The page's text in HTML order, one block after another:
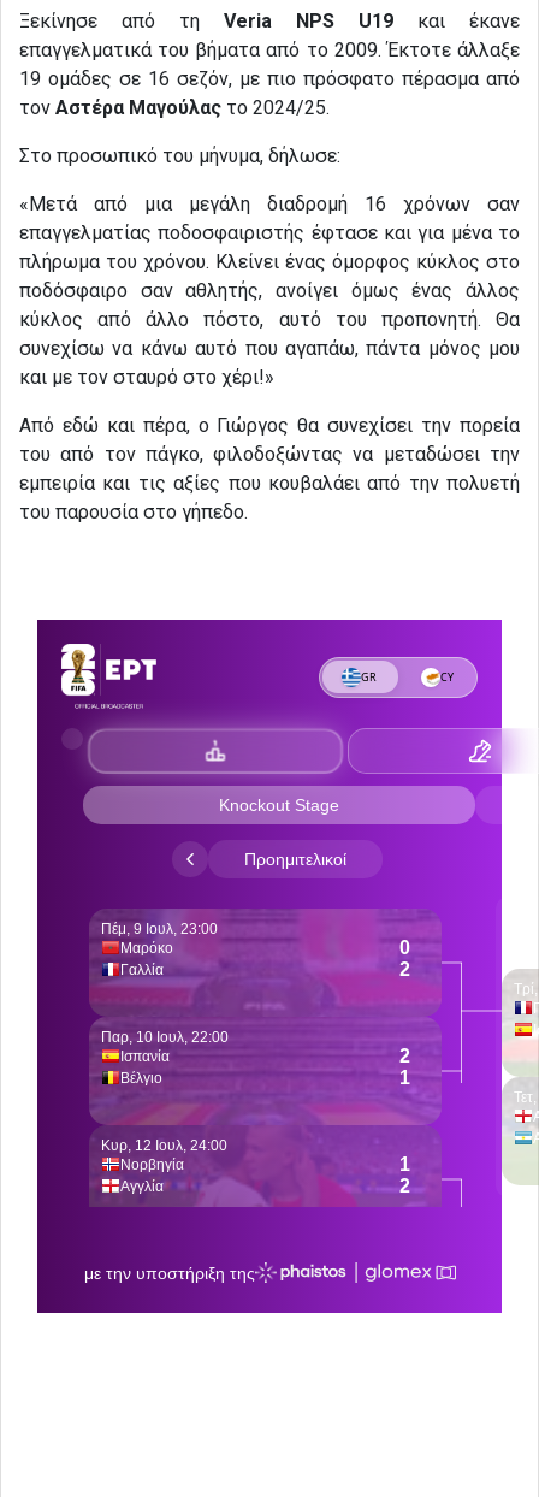
Ξεκίνησε από τη Veria NPS U19 και έκανε
επαγγελματικά του βήματα από το 2009. Έκτοτε άλλαξε
19 ομάδες σε 16 σεζόν, με πιο πρόσφατο πέρασμα από
τον Αστέρα Μαγούλας το 2024/25.
Στο προσωπικό του μήνυμα, δήλωσε:
«Μετά από μια μεγάλη διαδρομή 16 χρόνων σαν
επαγγελματίας ποδοσφαιριστής έφτασε και για μένα το
πλήρωμα του χρόνου. Κλείνει ένας όμορφος κύκλος στο
ποδόσφαιρο σαν αθλητής, ανοίγει όμως ένας άλλος
κύκλος από άλλο πόστο, αυτό του προπονητή. Θα
συνεχίσω να κάνω αυτό που αγαπάω, πάντα μόνος μου
και με τον σταυρό στο χέρι!»
Από εδώ και πέρα, ο Γιώργος θα συνεχίσει την πορεία
του από τον πάγκο, φιλοδοξώντας να μεταδώσει την
εμπειρία και τις αξίες που κουβαλάει από την πολυετή
του παρουσία στο γήπεδο.